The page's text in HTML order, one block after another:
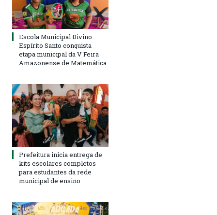
Escola Municipal Divino
Espírito Santo conquista
etapa municipal da V Feira
Amazonense de Matemática
Prefeitura inicia entrega de
kits escolares completos
para estudantes da rede
municipal de ensino